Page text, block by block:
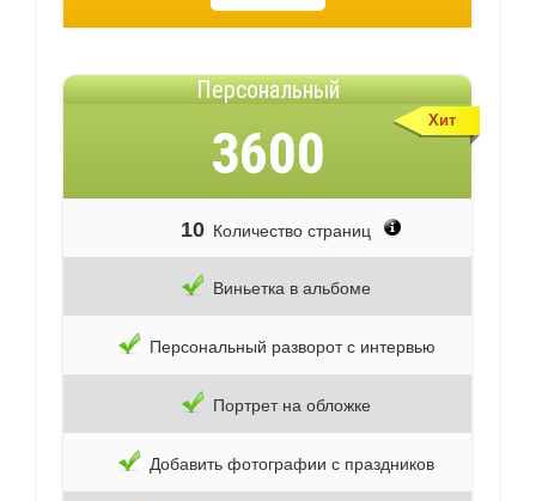
Хит
Персональный
3600
10 Количество страниц
Виньетка в альбоме
Персональный разворот с интервью
Портрет на обложке
Добавить фотографии с праздников